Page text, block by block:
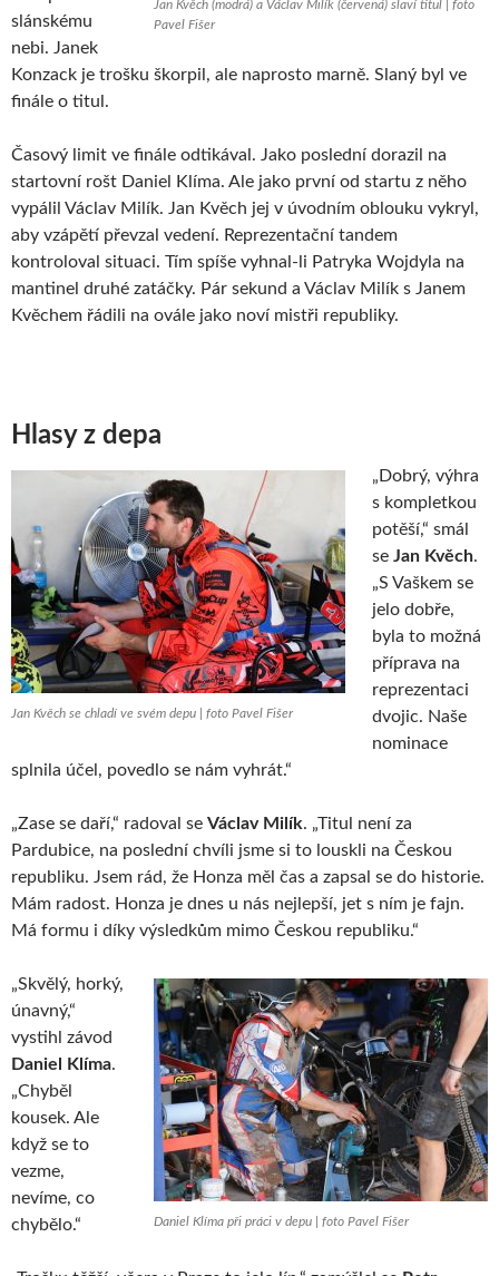
Jan Kvěch (modrá) a Václav Milík (červená) slaví titul | foto
Pavel Fišer
slánskému
nebi. Janek
Konzack je trošku škorpil, ale naprosto marně. Slaný byl ve
finále o titul.
Časový limit ve finále odtikával. Jako poslední dorazil na
startovní rošt Daniel Klíma. Ale jako první od startu z něho
vypálil Václav Milík. Jan Kvěch jej v úvodním oblouku vykryl,
aby vzápětí převzal vedení. Reprezentační tandem
kontroloval situaci. Tím spíše vyhnal-li Patryka Wojdyla na
mantinel druhé zatáčky. Pár sekund a Václav Milík s Janem
Kvěchem řádili na ovále jako noví mistři republiky.
Hlasy z depa
Jan Kvěch se chladí ve svém depu | foto Pavel Fišer
„Dobrý, výhra
s kompletkou
potěší,“ smál
se Jan Kvěch.
„S Vaškem se
jelo dobře,
byla to možná
příprava na
reprezentaci
dvojic. Naše
nominace
splnila účel, povedlo se nám vyhrát.“
„Zase se daří,“ radoval se Václav Milík. „Titul není za
Pardubice, na poslední chvíli jsme si to louskli na Českou
republiku. Jsem rád, že Honza měl čas a zapsal se do historie.
Mám radost. Honza je dnes u nás nejlepší, jet s ním je fajn.
Má formu i díky výsledkům mimo Českou republiku.“
Daniel Klíma při práci v depu | foto Pavel Fišer
„Skvělý, horký,
únavný,“
vystihl závod
Daniel Klíma.
„Chyběl
kousek. Ale
když se to
vezme,
nevíme, co
chybělo.“